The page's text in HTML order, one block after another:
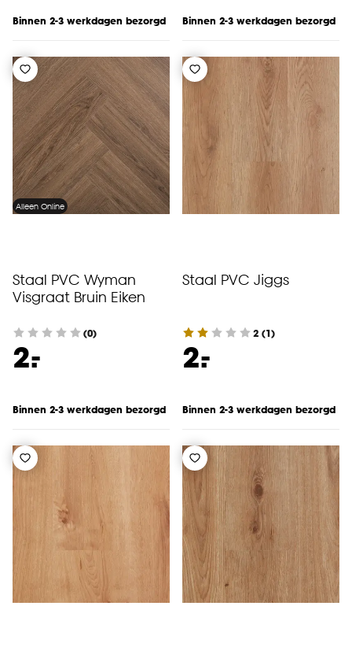
Binnen 2-3 werkdagen bezorgd Binnen 2-3 werkdagen bezorgd
Alleen Online
Staal PVC Wyman
Visgraat Bruin Eiken
(0)
2.
-
Binnen 2-3 werkdagen bezorgd
Staal PVC Jiggs
2 (1)
2.
-
Binnen 2-3 werkdagen bezorgd